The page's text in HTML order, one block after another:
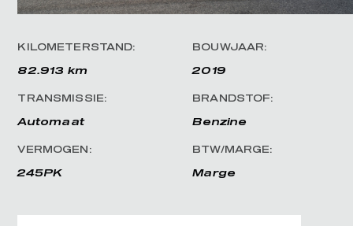
KILOMETERSTAND:
82.913 km
BOUWJAAR:
2019
TRANSMISSIE:
Automaat
BRANDSTOF:
Benzine
VERMOGEN:
245PK
BTW/MARGE:
Marge